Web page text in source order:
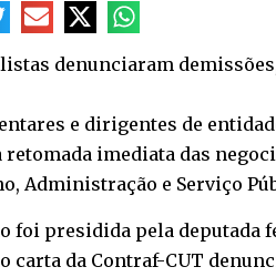
denunciaram
e dirigentes de
retomada imediata das
Administração e Serviço
foi presidida pela deputada
carta da Contraf-CUT